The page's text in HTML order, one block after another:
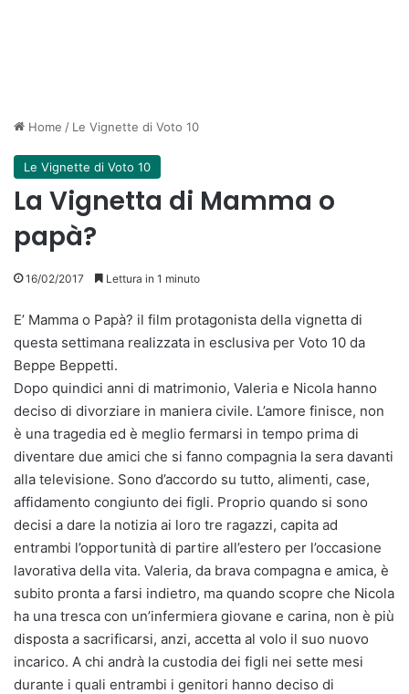
Home / Le Vignette di Voto 10
Le Vignette di Voto 10
La Vignetta di Mamma o
papà?
16/02/2017 Lettura in 1 minuto
E’ Mamma o Papà? il film protagonista della vignetta di
questa settimana realizzata in esclusiva per Voto 10 da
Beppe Beppetti.
Dopo quindici anni di matrimonio, Valeria e Nicola hanno
deciso di divorziare in maniera civile. L’amore finisce, non
è una tragedia ed è meglio fermarsi in tempo prima di
diventare due amici che si fanno compagnia la sera davanti
alla televisione. Sono d’accordo su tutto, alimenti, case,
affidamento congiunto dei figli. Proprio quando si sono
decisi a dare la notizia ai loro tre ragazzi, capita ad
entrambi l’opportunità di partire all’estero per l’occasione
lavorativa della vita. Valeria, da brava compagna e amica, è
subito pronta a farsi indietro, ma quando scopre che Nicola
ha una tresca con un’infermiera giovane e carina, non è più
disposta a sacrificarsi, anzi, accetta al volo il suo nuovo
incarico. A chi andrà la custodia dei figli nei sette mesi
durante i quali entrambi i genitori hanno deciso di